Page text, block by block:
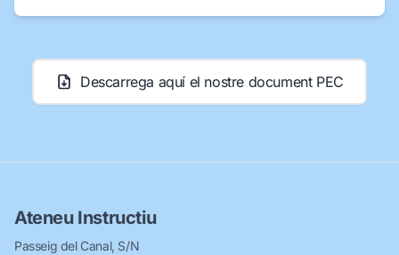
Descarrega aquí el nostre document PEC
Ateneu Instructiu
Passeig del Canal, S/N